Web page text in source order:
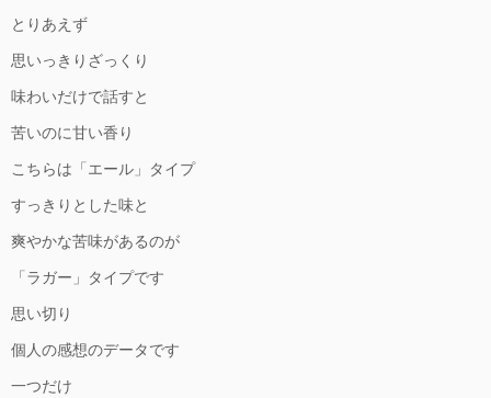
とりあえず
思いっきりざっくり
味わいだけで話すと
苦いのに甘い香り
こちらは「エール」タイプ
すっきりとした味と
爽やかな苦味があるのが
「ラガー」タイプです
思い切り
個人の感想のデータです
一つだけ